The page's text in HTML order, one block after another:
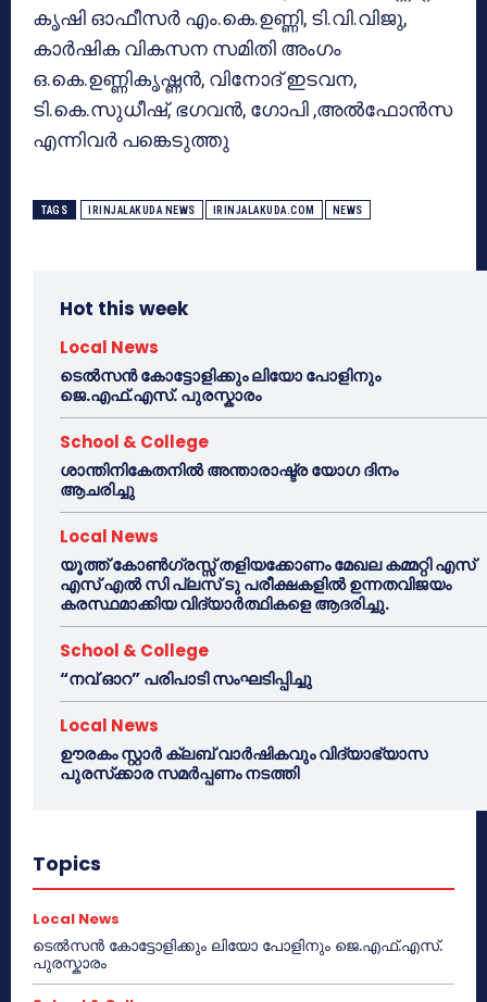
കൃഷി ഓഫീസർ എം.കെ.ഉണ്ണി, ടി.വി.വിജു,
കാർഷിക വികസന സമിതി അംഗം
ഒ.കെ.ഉണ്ണികൃഷ്ണൻ, വിനോദ് ഇടവന,
ടി.കെ.സുധീഷ്, ഭഗവൻ, ഗോപി ,അൽഫോൻസ
എന്നിവർ പങ്കെടുത്തു
TAGS IRINJALAKUDA NEWS IRINJALAKUDA.COM NEWS
Hot this week
Local News
ടെൽസൻ കോട്ടോളിക്കും ലിയോ പോളിനും
ജെ.എഫ്.എസ്. പുരസ്കാരം
School & College
ശാന്തിനികേതനിൽ അന്താരാഷ്ട്ര യോഗ ദിനം
ആചരിച്ചു
Local News
യൂത്ത് കോൺഗ്രസ്സ് തളിയക്കോണം മേഖല കമ്മറ്റി എസ്
എസ് എൽ സി പ്ലസ് ടു പരീക്ഷകളിൽ ഉന്നതവിജയം
കരസ്ഥമാക്കിയ വിദ്യാർത്ഥികളെ ആദരിച്ചു.
School & College
“നവ് ഓറ” പരിപാടി സംഘടിപ്പിച്ചു
Local News
ഊരകം സ്റ്റാർ ക്ലബ് വാർഷികവും വിദ്യാഭ്യാസ
പുരസ്‌ക്കാര സമർപ്പണം നടത്തി
Topics
Local News
ടെൽസൻ കോട്ടോളിക്കും ലിയോ പോളിനും ജെ.എഫ്.എസ്.
പുരസ്കാരം